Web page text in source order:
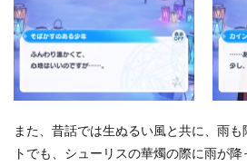
また、昔話では生ぬるい風と共に、雨
トでも、シューリスの華燭の際に雨が